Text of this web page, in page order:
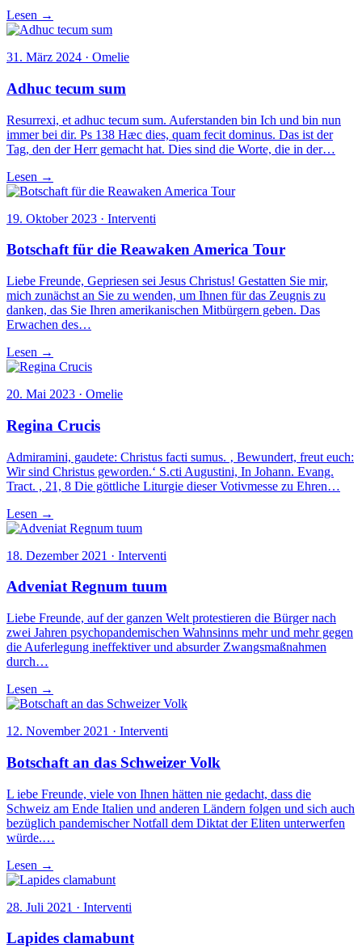
Lesen →
31. März 2024 · Omelie
Adhuc tecum sum
Resurrexi, et adhuc tecum sum. Auferstanden bin Ich und bin nun
immer bei dir. Ps 138 Hæc dies, quam fecit dominus. Das ist der
Tag, den der Herr gemacht hat. Dies sind die Worte, die in der…
Lesen →
19. Oktober 2023 · Interventi
Botschaft für die Reawaken America Tour
Liebe Freunde, Gepriesen sei Jesus Christus! Gestatten Sie mir,
mich zunächst an Sie zu wenden, um Ihnen für das Zeugnis zu
danken, das Sie Ihren amerikanischen Mitbürgern geben. Das
Erwachen des…
Lesen →
20. Mai 2023 · Omelie
Regina Crucis
Admiramini, gaudete: Christus facti sumus. ‚ Bewundert, freut euch:
Wir sind Christus geworden.‘ S.cti Augustini, In Johann. Evang.
Tract. , 21, 8 Die göttliche Liturgie dieser Votivmesse zu Ehren…
Lesen →
18. Dezember 2021 · Interventi
Adveniat Regnum tuum
Liebe Freunde, auf der ganzen Welt protestieren die Bürger nach
zwei Jahren psychopandemischen Wahnsinns mehr und mehr gegen
die Auferlegung ineffektiver und absurder Zwangsmaßnahmen
durch…
Lesen →
12. November 2021 · Interventi
Botschaft an das Schweizer Volk
L iebe Freunde, viele von Ihnen hätten nie gedacht, dass die
Schweiz am Ende Italien und anderen Ländern folgen und sich auch
bezüglich pandemischer Notfall dem Diktat der Eliten unterwerfen
würde.…
Lesen →
28. Juli 2021 · Interventi
Lapides clamabunt